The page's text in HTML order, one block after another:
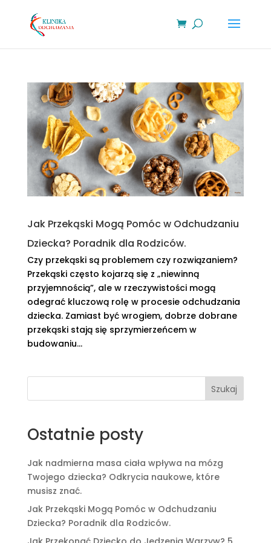
Jak Przekąski Mogą Pomóc w Odchudzaniu
Dziecka? Poradnik dla Rodziców.
Czy przekąski są problemem czy rozwiązaniem?
Przekąski często kojarzą się z „niewinną
przyjemnością”, ale w rzeczywistości mogą
odegrać kluczową rolę w procesie odchudzania
dziecka. Zamiast być wrogiem, dobrze dobrane
przekąski stają się sprzymierzeńcem w
budowaniu...
Szukaj
Ostatnie posty
Jak nadmierna masa ciała wpływa na mózg
Twojego dziecka? Odkrycia naukowe, które
musisz znać.
Jak Przekąski Mogą Pomóc w Odchudzaniu
Dziecka? Poradnik dla Rodziców.